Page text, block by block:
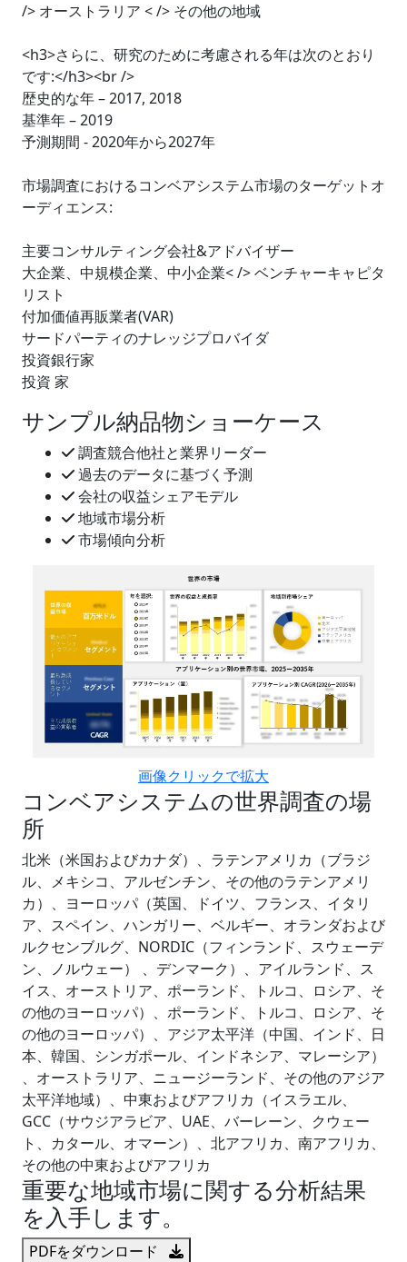
/> オーストラリア < /> その他の地域
<h3>さらに、研究のために考慮される年は次のとおり
です:</h3><br />
歴史的な年 – 2017, 2018
基準年 – 2019
予測期間 - 2020年から2027年
市場調査におけるコンベアシステム市場のターゲットオ
ーディエンス:
主要コンサルティング会社&アドバイザー
大企業、中規模企業、中小企業< /> ベンチャーキャピタ
リスト
付加価値再販業者(VAR)
サードパーティのナレッジプロバイダ
投資銀行家
投資 家
サンプル納品物ショーケース
調査競合他社と業界リーダー
過去のデータに基づく予測
会社の収益シェアモデル
地域市場分析
市場傾向分析
画像クリックで拡大
コンベアシステムの世界調査の場
所
北米（米国およびカナダ）、ラテンアメリカ（ブラジ
ル、メキシコ、アルゼンチン、その他のラテンアメリ
カ）、ヨーロッパ（英国、ドイツ、フランス、イタリ
ア、スペイン、ハンガリー、ベルギー、オランダおよび
ルクセンブルグ、NORDIC（フィンランド、スウェーデ
ン、ノルウェー） 、デンマーク）、アイルランド、ス
イス、オーストリア、ポーランド、トルコ、ロシア、そ
の他のヨーロッパ）、ポーランド、トルコ、ロシア、そ
の他のヨーロッパ）、アジア太平洋（中国、インド、日
本、韓国、シンガポール、インドネシア、マレーシア）
、オーストラリア、ニュージーランド、その他のアジア
太平洋地域）、中東およびアフリカ（イスラエル、
GCC（サウジアラビア、UAE、バーレーン、クウェー
ト、カタール、オマーン）、北アフリカ、南アフリカ、
その他の中東およびアフリカ
重要な地域市場に関する分析結果
を入手します。
PDFをダウンロード